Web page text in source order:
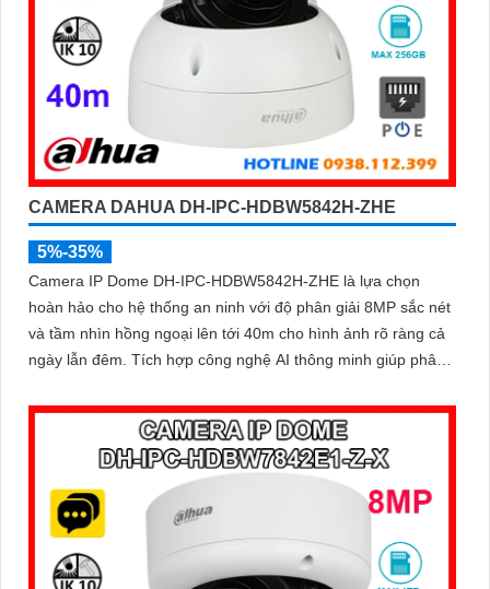
CAMERA DAHUA DH-IPC-HDBW5842H-ZHE
5%-35%
Camera IP Dome DH-IPC-HDBW5842H-ZHE là lựa chọn
hoàn hảo cho hệ thống an ninh với độ phân giải 8MP sắc nét
và tầm nhìn hồng ngoại lên tới 40m cho hình ảnh rõ ràng cả
ngày lẫn đêm. Tích hợp công nghệ AI thông minh giúp phân
báo sai, đi kèm khe cắm thẻ nhớ 256GB lưu trữ lâu dài, hỗ
trợ POE tiện lợi và mức giá phải chăng